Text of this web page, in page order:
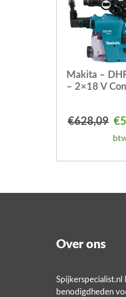
Makita –
– 2×18 V
€628,09 €
Over ons
Spijkerspecialist.nl
benodigdheden